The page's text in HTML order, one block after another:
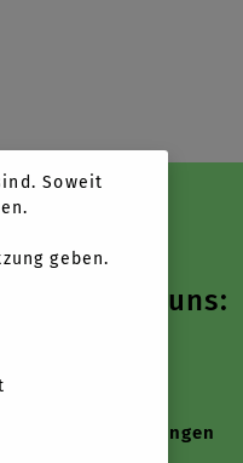
Folgen Sie uns:
Cookie-Einstellungen
Soweit
geben.